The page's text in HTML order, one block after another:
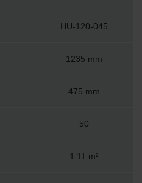
HU-120-045
1235 mm
475 mm
50
1.11 m²